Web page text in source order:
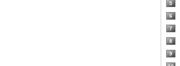
5
6
7
8
9